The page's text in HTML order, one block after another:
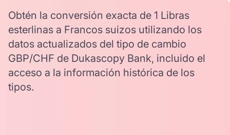
Obtén la conversión exacta de 1 Libras
esterlinas a Francos suizos utilizando los
datos actualizados del tipo de cambio
GBP/CHF de Dukascopy Bank, incluido el
acceso a la información histórica de los
tipos.